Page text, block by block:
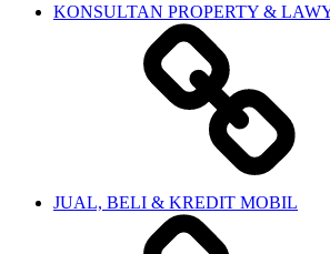
KONSULTAN PROPERTY &
JUAL, BELI & KREDIT MOBIL